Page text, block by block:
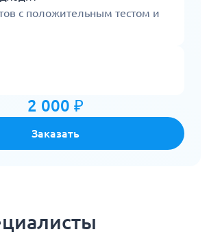
с положительным тестом и
2 000 ₽
Заказать